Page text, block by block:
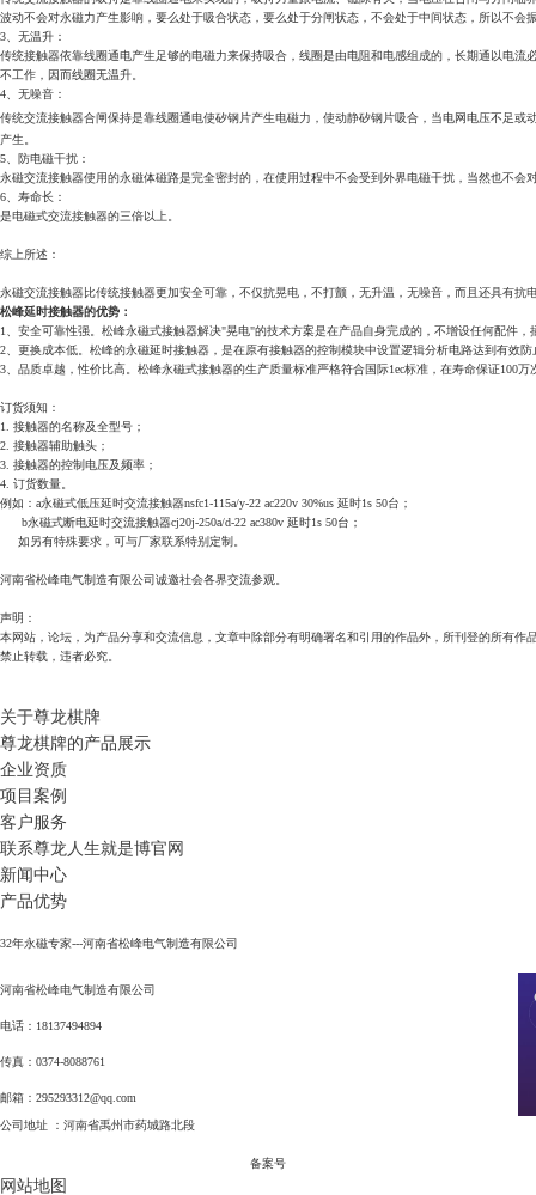
波动不会对永磁力产生影响，要么处于吸合状态，要么处于分闸状态，不会处于中间状态，所以不会
3、无温升：
传统接触器依靠线圈通电产生足够的电磁力来保持吸合，线圈是由电阻和电感组成的，长期通以电
不工作，因而线圈无温升。
4、无噪音：
传统交流接触器合闸保持是靠线圈通电使矽钢片产生电磁力，使动静矽钢片吸合，当电网电压不足
产生。
5、防电磁干扰：
永磁交流接触器使用的永磁体磁路是完全密封的，在使用过程中不会受到外界电磁干扰，当然也不会
6、寿命长：
是电磁式交流接触器的三倍以上。
综上所述：
永磁交流接触器比传统接触器更加安全可靠，不仅抗晃电，不打颤，无升温，无噪音，而且还具有
松峰延时接触器的优势：
1、安全可靠性强。松峰永磁式接触器解决"晃电"的技术方案是在产品自身完成的，不增设任何配件
2、更换成本低。松峰的永磁延时接触器，是在原有接触器的控制模块中设置逻辑分析电路达到有效
3、品质卓越，性价比高。松峰永磁式接触器的生产质量标准严格符合国际1ec标准，在寿命保证100
订货须知：
1. 接触器的名称及全型号；
2. 接触器辅助触头；
3. 接触器的控制电压及频率；
4. 订货数量。
例如：a永磁式低压延时交流接触器nsfc1-115a/y-22 ac220v 30%us 延时1s 50台；
b永磁式断电延时交流接触器cj20j-250a/d-22 ac380v 延时1s 50台；
如另有特殊要求，可与厂家联系特别定制。
河南省松峰电气制造有限公司诚邀社会各界交流参观。
声明：
本网站，论坛，为产品分享和交流信息，文章中除部分有明确署名和引用的作品外，所刊登的所有
禁止转载，违者必究。
关于尊龙棋牌
尊龙棋牌的产品展示
企业资质
项目案例
客户服务
联系尊龙人生就是博官网
新闻中心
产品优势
32年永磁专家---河南省松峰电气制造有限公司
河南省松峰电气制造有限公司
电话：18137494894
传真：0374-8088761
邮箱： 295293312@qq.com
公司地址 ：河南省禹州市药城路北段
备案号
网站地图